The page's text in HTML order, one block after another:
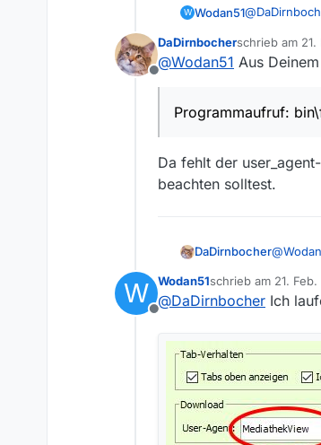
b) Das
W Wodan51@
Download
Offline
DaDirnbocherschrieb am
zuletzt editiert
@Wodan51 Aus
Programmaufruf:
Da fehlt der
beachten solltest.
DaDirnbocher@
Da fehlt
W
Offline
Wodan51schrieb am 21.
zuletzt editiert von
@DaDirnbocher Ich